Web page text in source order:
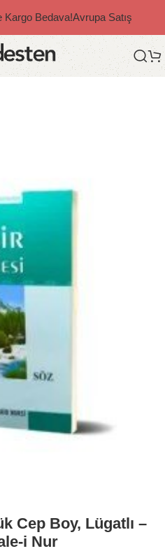
Kargo Bedava!Avrupa Satış
Kapak Risaleler
Cep Boy, Lügatlı –
i Nur